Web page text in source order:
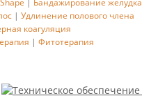
| Бандажирование желудка
| Удлинение полового члена
коагуляция
| Фитотерапия